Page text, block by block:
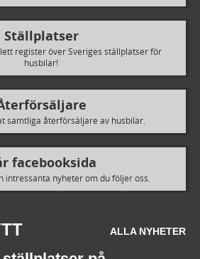
Ställplatser
register över Sveriges ställplatser för
husbilar!
samtliga återförsäljare av husbilar.
facebooksida
intressanta nyheter om du följer oss.
ALLA NYHETER